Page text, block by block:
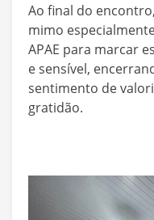
Ao final do
mimo
APAE para marcar
e sensível,
sentimento de
gratidão.